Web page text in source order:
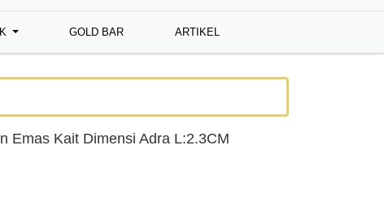
GOLD BAR ARTIKEL
Emas Kait Dimensi Adra L:2.3CM